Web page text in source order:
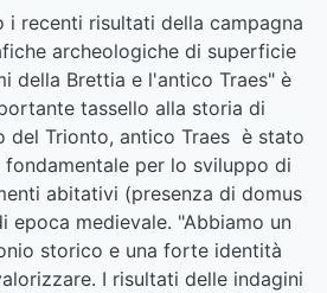
i recenti risultati della campagna
archeologiche di superficie
della Brettia e l'antico Traes" è
tassello alla storia di
del Trionto, antico Traes è stato
per lo sviluppo di
abitativi (presenza di domus
epoca medievale. "Abbiamo un
storico e una forte identità
I risultati delle indagini